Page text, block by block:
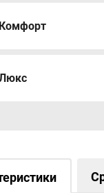
3,5"
ряда
Комфорт